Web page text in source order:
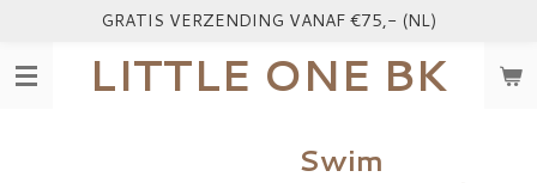
naar
LITTLE ONE BK
GRATIS VERZENDING VANAF €75,- (NL)
Swim